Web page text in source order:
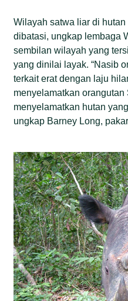
Wilayah satwa liar di
dibatasi, ungkap lembaga
sembilan wilayah yang
yang dinilai layak. “Nasib
terkait erat dengan laju
menyelamatkan orangutan
menyelamatkan hutan
ungkap Barney Long,